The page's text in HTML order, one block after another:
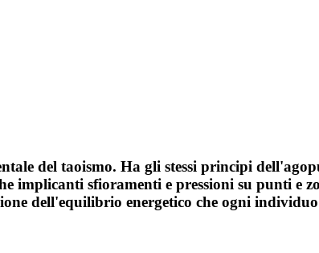
del taoismo. Ha gli stessi principi
implicanti sfioramenti e pressioni su punti e
dell'equilibrio energetico che ogni individuo